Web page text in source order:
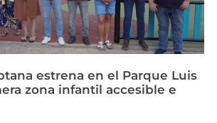
estrena en el Parque Luis
zona infantil accesible e